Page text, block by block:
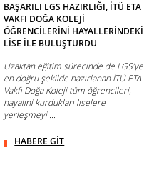
BAŞARILI LGS HAZIRLIĞI, İTÜ ETA
VAKFI DOĞA KOLEJİ
ÖĞRENCİLERİNİ HAYALLERİNDEKİ
LİSE İLE BULUŞTURDU
Uzaktan eğitim sürecinde de LGS’ye
en doğru şekilde hazırlanan İTÜ ETA
Vakfı Doğa Koleji tüm öğrencileri,
hayalini kurdukları liselere
yerleşmeyi ...
HABERE GİT